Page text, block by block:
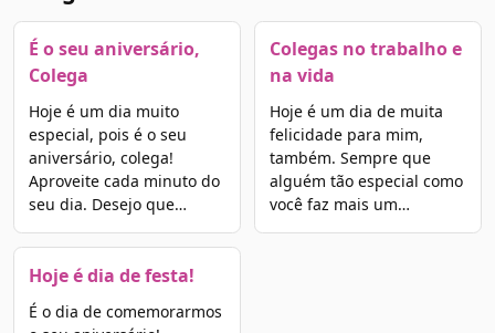
É o seu aniversário,
Colega
Hoje é um dia muito
especial, pois é o seu
aniversário, colega!
Aproveite cada minuto do
seu dia. Desejo que…
Hoje é dia de festa!
É o dia de comemorarmos
Colegas no trabalho e
na vida
Hoje é um dia de muita
felicidade para mim,
também. Sempre que
alguém tão especial como
você faz mais um…